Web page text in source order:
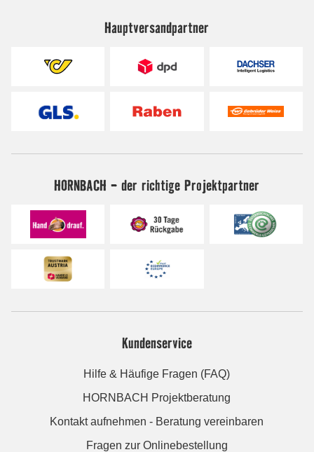
Hauptversandpartner
HORNBACH - der richtige Projektpartner
Kundenservice
Hilfe & Häufige Fragen (FAQ)
HORNBACH Projektberatung
Kontakt aufnehmen - Beratung vereinbaren
Fragen zur Onlinebestellung